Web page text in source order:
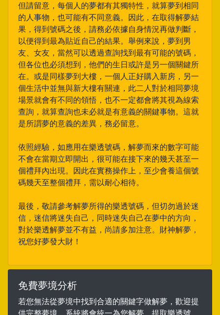
但請留意，每個人的夢都有其獨特性，就算夢到相同
的人事物，也可能有不同意義。因此，在取得解夢結
果，得到號碼之後，請務必依據自身情況再做判斷，
以便得到最為貼近自己的結果。舉例來說，夢到男
友、女友，當然可以透過查詢找到最有可能的號碼，
但各位也必須想到，他們的生日或許是另一個關鍵所
在。或是同樣夢到大樓，一個人正好購入新房，另一
個生活中並無與新大樓有關連，此二人對於相同夢境
場景就會有不同的領悟，也不一定都會將其視為線索
查詢，就算查詢也未必就是有意義的關鍵事物。這就
是所謂夢的意義的差異，務必留意。
依照經驗，如應用在樂透號碼，解夢而來的數字可能
不會在當期立即開出，很可能在接下來的幾天甚至一
個禮拜內出現。因此在實務操作上，至少會養這個號
碼幾天至整個禮拜，需以耐心相待。
最後，敬請參考解夢所得的樂透號碼，但切勿過於迷
信，迷信將迷失自己，同時迷失自己在夢中的方向，
對於樂透解夢並不有益，尚請多加注意。財神解夢，
祝您好夢發大財！
免費夢境分析
若您無法從夢境中找到合適的關鍵字做解夢，歡迎提
供完整夢境，系統將會統一為您解夢，提取樂透號